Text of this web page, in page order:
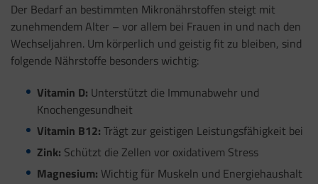
Der Bedarf an bestimmten Mikronährstoffen steigt mit
zunehmendem Alter – vor allem bei Frauen in und nach den
Wechseljahren. Um körperlich und geistig fit zu bleiben, sind
folgende Nährstoffe besonders wichtig:
Vitamin D: Unterstützt die Immunabwehr und
Knochengesundheit
Vitamin B12: Trägt zur geistigen Leistungsfähigkeit bei
Zink: Schützt die Zellen vor oxidativem Stress
Magnesium: Wichtig für Muskeln und Energiehaushalt